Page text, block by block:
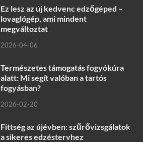
Ez lesz az új kedvenc edzőgéped –
lovaglógép, ami mindent
megváltoztat
2026-04-06
Természetes támogatás fogyókúra
alatt: Mi segít valóban a tartós
fogyásban?
2026-02-20
Fittség az újévben: szűrővizsgálatok
a sikeres edzéstervhez